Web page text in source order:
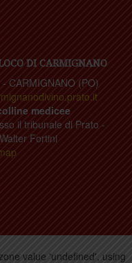
DI CARMIGNANO
CARMIGNANO (PO)
medicee
il tribunale di Prato -
Fortini
value 'undefined', using